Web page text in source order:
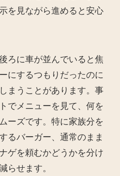
を見ながら進めると安心
ろに車が並んでいると焦
にするつもりだったのに
まうことがあります。事
でメニューを見て、何を
ーズです。特に家族分を
るバーガー、通常のまま
ゲを頼むかどうかを分け
らせます。